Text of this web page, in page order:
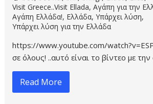
Visit Greece..Visit Ellada,Αγάπη για την
Αγάπη Ελλάδα!, Ελλάδα,Υπάρχει λύση,
Υπάρχει λύση για την Ελλάδα
https://www.youtube.com/
σε όλους! ..αυτό είναι το βίντεο με
Read More